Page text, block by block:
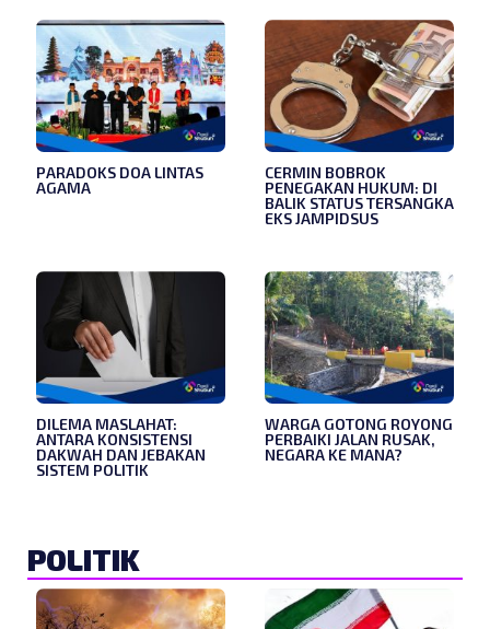
PARADOKS DOA LINTAS
AGAMA
CERMIN BOBROK
PENEGAKAN HUKUM: DI
BALIK STATUS TERSANGKA
EKS JAMPIDSUS
DILEMA MASLAHAT:
ANTARA KONSISTENSI
DAKWAH DAN JEBAKAN
SISTEM POLITIK
WARGA GOTONG ROYONG
PERBAIKI JALAN RUSAK,
NEGARA KE MANA?
POLITIK